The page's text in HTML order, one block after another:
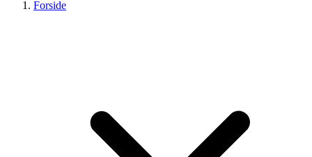
Forside